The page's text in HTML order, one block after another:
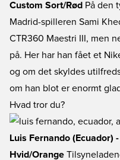
Custom Sort/Rød På den
Madrid-spilleren Sami
CTR360 Maestri III, men
på. Her har han fået et
og om det skyldes
om han blot er enormt
Hvad tror du?
Luis Fernando (Ecuador)
Hvid/Orange